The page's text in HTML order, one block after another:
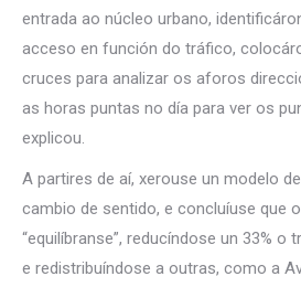
entrada ao núcleo urbano,
acceso en función do tráfico,
cruces para analizar os aforos
as horas puntas no día para ver os
explicou.
A partires de aí, xerouse un modelo
cambio de sentido, e concluíuse que
“equilíbranse”, reducíndose un 33% o
e redistribuíndose a outras, como a